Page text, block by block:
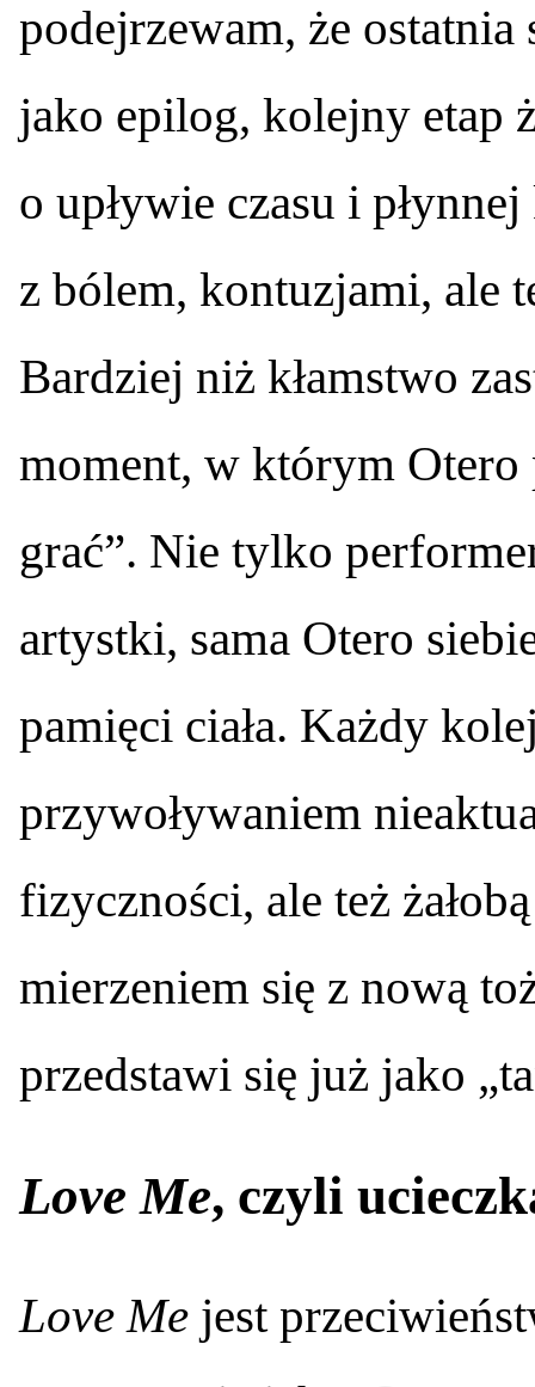
podejrzewam, że ostatnia
jako epilog, kolejny etap
o upływie czasu i
z bólem, kontuzjami, ale
Bardziej niż kłamstwo
moment, w którym Otero
grać”. Nie tylko
artystki, sama Otero
pamięci ciała. Każdy
przywoływaniem
fizyczności, ale też
mierzeniem się z nową
przedstawi się już jako
Love Me, czyli
Love Me jest